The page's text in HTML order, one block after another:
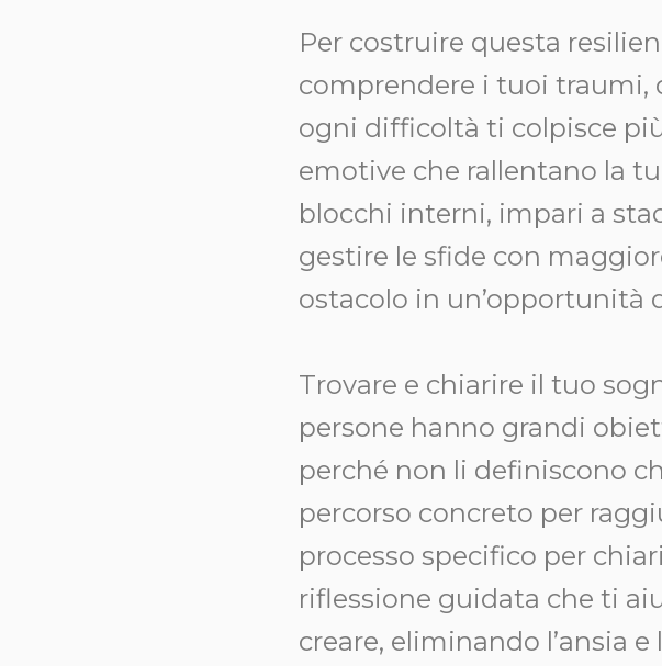
Per costruire questa
comprendere i tuoi traumi,
ogni difficoltà ti colpisce
emotive che rallentano la
blocchi interni, impari a
gestire le sfide con
ostacolo in
Trovare e chiarire il tuo
persone hanno grandi
perché non li definiscono
percorso concreto per
processo specifico per
riflessione guidata che ti
creare, eliminando l’ansia